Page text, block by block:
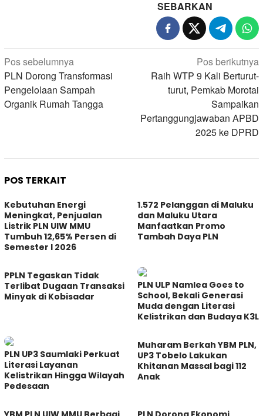
SEBARKAN
Navigasi
pos
Pos sebelumnya
PLN Dorong Transformasi
Pengelolaan Sampah
Organik Rumah Tangga
Pos berikutnya
Raih WTP 9 Kali Berturut-
turut, Pemkab Morotai
Sampaikan
Pertanggungjawaban APBD
2025 ke DPRD
POS TERKAIT
Kebutuhan Energi
Meningkat, Penjualan
Listrik PLN UIW MMU
Tumbuh 12,65% Persen di
Semester I 2026
1.572 Pelanggan di Maluku
dan Maluku Utara
Manfaatkan Promo
Tambah Daya PLN
PPLN Tegaskan Tidak
Terlibat Dugaan Transaksi
Minyak di Kobisadar
PLN ULP Namlea Goes to
School, Bekali Generasi
Muda dengan Literasi
Kelistrikan dan Budaya K3L
PLN UP3 Saumlaki Perkuat
Literasi Layanan
Kelistrikan Hingga Wilayah
Pedesaan
Muharam Berkah YBM PLN,
UP3 Tobelo Lakukan
Khitanan Massal bagi 112
Anak